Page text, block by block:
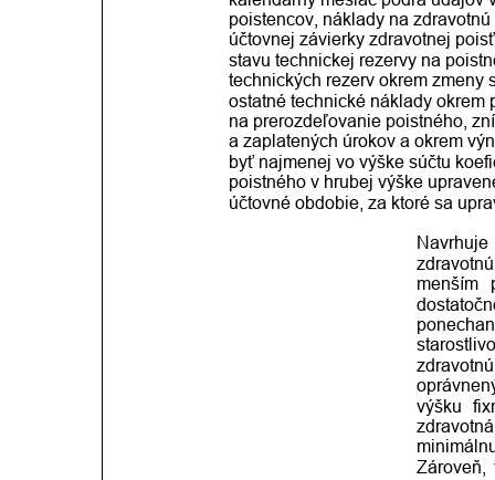
poistencov, náklady na
účtovnej závierky zdravotnej
stavu technickej rezervy na
technických rezerv okrem
ostatné technické náklady
na prerozdeľovanie poistného,
a zaplatených úrokov a okrem
byť najmenej vo výške súčtu
poistného v hrubej výške
účtovné obdobie, za ktoré sa
Navrhuje
zdravotnú
menším
zdravotnú
výšku
zdravotná
Zároveň,